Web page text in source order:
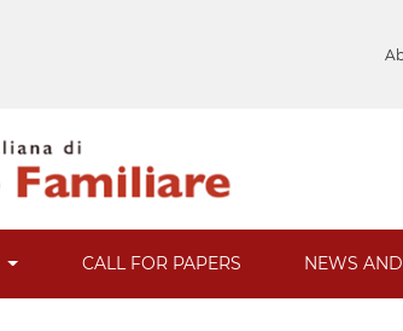
CALL FOR PAPERS NEWS